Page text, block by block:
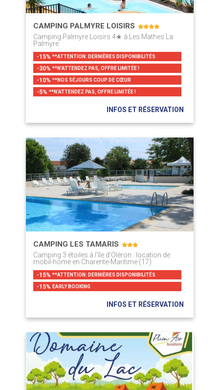
CAMPING PALMYRE LOISIRS
Camping Palmyre Loisirs 4★ à Les Mathes La
Palmyre
-15% **ATTENTION: DERNIÈRES DISPONIBILITÉS
-30% **N’ATTENDEZ PAS, OFFRE LIMITÉE !
-10% **NOS SÉJOURS COUP DE CŒUR
-5% **N’ATTENDEZ PAS, OFFRE LIMITÉE !
INFOS ET RÉSERVATION
CAMPING LES TAMARIS
Camping 3 étoiles à l’île d’Oléron : location de
mobil-home en Charente-Maritime (17)
-15% **ATTENTION: DERNIÈRES DISPONIBILITÉS
-15% EARLY BOOKING
INFOS ET RÉSERVATION